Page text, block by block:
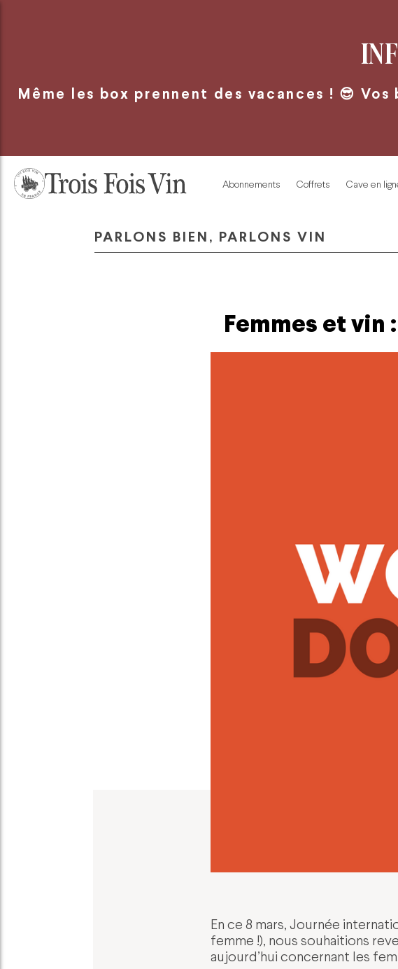
Même les box prennent des vacances ! 😎
Abonnements Coffrets Cave en
PARLONS BIEN, PARLONS VIN
Femmes et
En ce 8 mars, Journée
femme !), nous souhaitions
aujourd’hui concernant les